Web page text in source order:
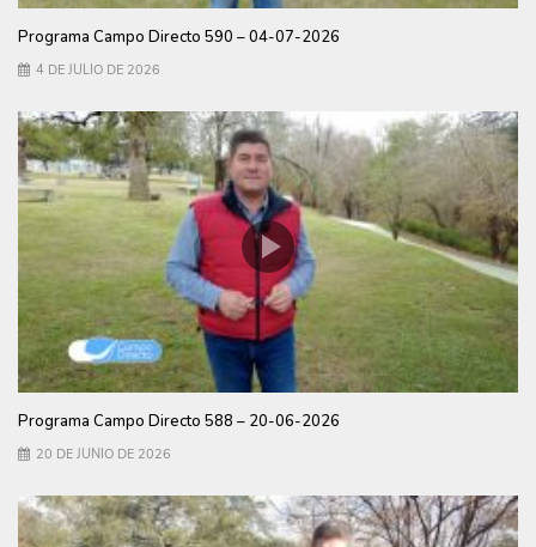
Programa Campo Directo 590 – 04-07-2026
4 DE JULIO DE 2026
Programa Campo Directo 588 – 20-06-2026
20 DE JUNIO DE 2026